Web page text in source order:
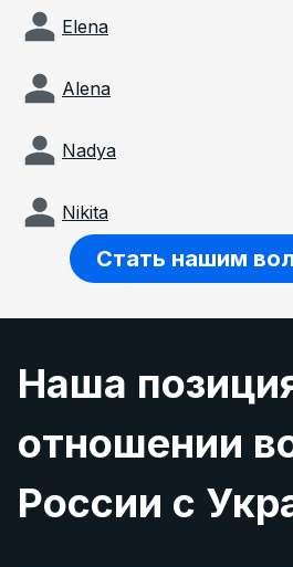
Elena
Alena
Nadya
Nikita
Стать нашим
Наша
отношении
России с